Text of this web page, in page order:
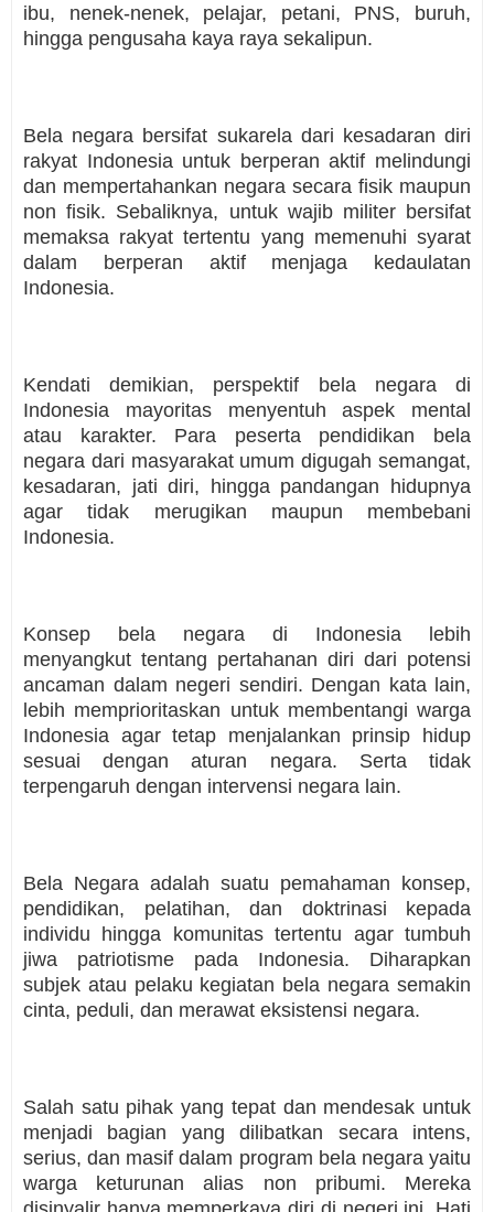
ibu, nenek-nenek, pelajar, petani, PNS, buruh,
hingga pengusaha kaya raya sekalipun.
Bela negara bersifat sukarela dari kesadaran diri
rakyat Indonesia untuk berperan aktif melindungi
dan mempertahankan negara secara fisik maupun
non fisik. Sebaliknya, untuk wajib militer bersifat
memaksa rakyat tertentu yang memenuhi syarat
dalam berperan aktif menjaga kedaulatan
Indonesia.
Kendati demikian, perspektif bela negara di
Indonesia mayoritas menyentuh aspek mental
atau karakter. Para peserta pendidikan bela
negara dari masyarakat umum digugah semangat,
kesadaran, jati diri, hingga pandangan hidupnya
agar tidak merugikan maupun membebani
Indonesia.
Konsep bela negara di Indonesia lebih
menyangkut tentang pertahanan diri dari potensi
ancaman dalam negeri sendiri. Dengan kata lain,
lebih memprioritaskan untuk membentangi warga
Indonesia agar tetap menjalankan prinsip hidup
sesuai dengan aturan negara. Serta tidak
terpengaruh dengan intervensi negara lain.
Bela Negara adalah suatu pemahaman konsep,
pendidikan, pelatihan, dan doktrinasi kepada
individu hingga komunitas tertentu agar tumbuh
jiwa patriotisme pada Indonesia. Diharapkan
subjek atau pelaku kegiatan bela negara semakin
cinta, peduli, dan merawat eksistensi negara.
Salah satu pihak yang tepat dan mendesak untuk
menjadi bagian yang dilibatkan secara intens,
serius, dan masif dalam program bela negara yaitu
warga keturunan alias non pribumi. Mereka